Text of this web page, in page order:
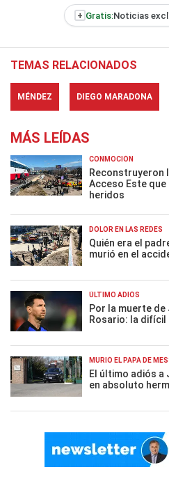
+ Gratis:Noticias
TEMAS RELACIONADOS
MÉNDEZ DIEGO MARADONA
MÁS LEÍDAS
CONMOCIÓN
Reconstruyeron
Acceso Este que
heridos
DOLOR EN LAS REDES
Quién era el
murió en el
ÚLTIMO ADIÓS
Por la muerte de
Rosario: la
MURIÓ EL PAPÁ DE
El último adiós a
en absoluto